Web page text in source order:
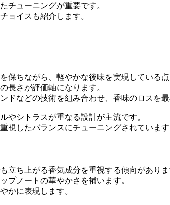
チューニングが重要です。
ョイスも紹介します。
保ちながら、軽やかな後味を実現している点
長さが評価軸になります。
ドなどの技術を組み合わせ、香味のロスを最
やシトラスが重なる設計が主流です。
視したバランスにチューニングされています
立ち上がる香気成分を重視する傾向がありま
プノートの華やかさを補います。
かに表現します。